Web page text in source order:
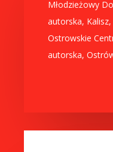
Młodzieżowy
autorska, Kalisz,
Ostrowskie
autorska,